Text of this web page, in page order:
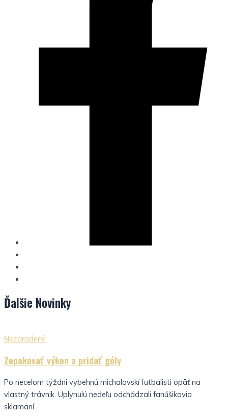
Ďalšie Novinky
Nezaradené
Zopakovať výkon a pridať góly
Po necelom týždni vybehnú michalovskí futbalisti opäť na
vlastný trávnik. Uplynulú nedeľu odchádzali fanúšikovia
sklamaní...